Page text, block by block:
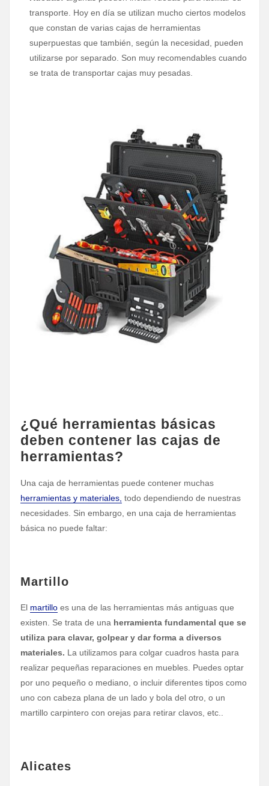
transporte. Hoy en día se utilizan mucho ciertos modelos
que constan de varias cajas de herramientas
superpuestas que también, según la necesidad, pueden
utilizarse por separado. Son muy recomendables cuando
se trata de transportar cajas muy pesadas.
¿Qué herramientas básicas
deben contener las cajas de
herramientas?
Una caja de herramientas puede contener muchas
herramientas y materiales, todo dependiendo de nuestras
necesidades. Sin embargo, en una caja de herramientas
básica no puede faltar:
Martillo
El martilloes una de las herramientas más antiguas que
existen. Se trata de una herramienta fundamental que se
utiliza para clavar, golpear y dar forma a diversos
materiales. La utilizamos para colgar cuadros hasta para
realizar pequeñas reparaciones en muebles. Puedes optar
por uno pequeño o mediano, o incluir diferentes tipos como
uno con cabeza plana de un lado y bola del otro, o un
martillo carpintero con orejas para retirar clavos, etc..
Alicates